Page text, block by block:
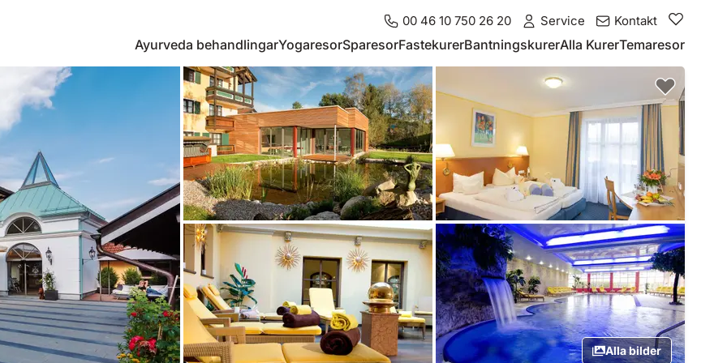
00 46 10 750 26 20 Service Kontakt
Ayurveda behandlingarYogaresorSparesorFastekurerBantningskurerAlla KurerTemaresor
Alla bilder